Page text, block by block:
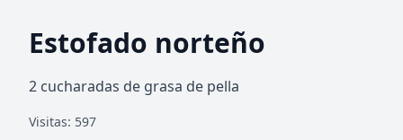
Estofado norteño
2 cucharadas de grasa de pella
Visitas: 597